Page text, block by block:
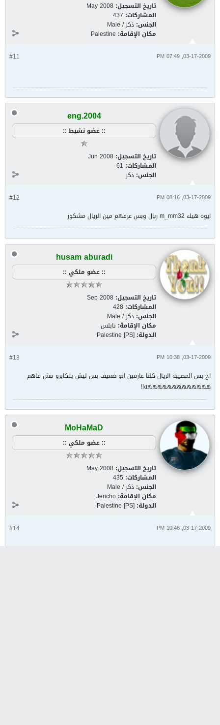
تاريخ التسجيل: May 2008
المشاركات: 437
الجنس: ذكر / Male
مكان الإقامة: Palestine
#11 03-17-2009, 07:49 PM
eng.2004
:: عضو نشيط ::
تاريخ التسجيل: Jun 2008
المشاركات: 61
الجنس: ذكر
#12 03-17-2009, 08:16 PM
ايوه هيك m_mm32 ريال وبس عرفهم مين الريال مشكور
husam aburadi
:: عضو ملكي ::
تاريخ التسجيل: Sep 2008
المشاركات: 428
الجنس: ذكر / Male
مكان الإقامة: نابلس
الدولة: Palestine [PS]
#13 03-17-2009, 10:38 PM
اخ بس المصيبه الريال كلنا عارفين انو ضعيف بس ليش بتكابرو مش فاهم
هههههههههههههه!!
MoHaMaD
:: عضو ملكي ::
تاريخ التسجيل: May 2008
المشاركات: 435
الجنس: ذكر / Male
مكان الإقامة: Jericho
الدولة: Palestine [PS]
#14 03-17-2009, 10:46 PM